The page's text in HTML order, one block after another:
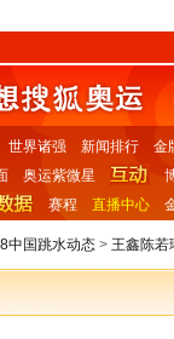
世界诸强 新闻排行
金
奥运紫微星
赛程 直播中心
中国跳水动态 > 王鑫陈若